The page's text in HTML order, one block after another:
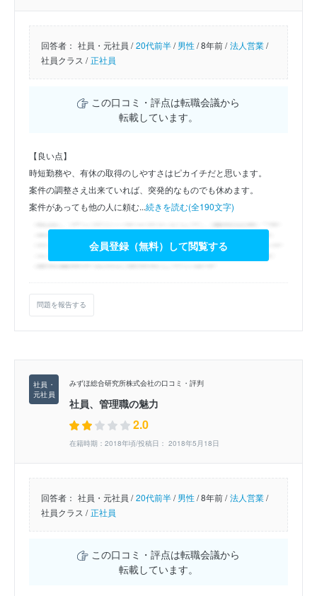
回答者： 社員・元社員 / 20代前半/男性/8年前 / 法人営業/
社員クラス / 正社員
この口コミ・評点は転職会議から
転載しています。
【良い点】
時短勤務や、有休の取得のしやすさはピカイチだと思います。
案件の調整さえ出来ていれば、突発的なものでも休めます。
案件があっても他の人に頼む...続きを読む(全190文字)
会員登録（無料）して閲覧する
問題を報告する
みずほ総合研究所株式会社の口コミ・評判
社員、管理職の魅力
2.0
在籍時期：2018年頃/投稿日： 2018年5月18日
回答者： 社員・元社員 / 20代前半/男性/8年前 / 法人営業/
社員クラス / 正社員
この口コミ・評点は転職会議から
転載しています。